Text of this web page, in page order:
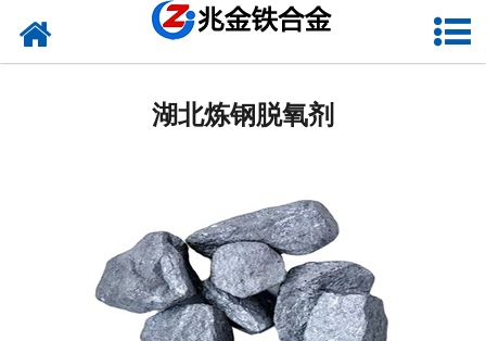
网站首页
湖北碳化硅
湖北铬铁
湖北炼钢脱氧剂